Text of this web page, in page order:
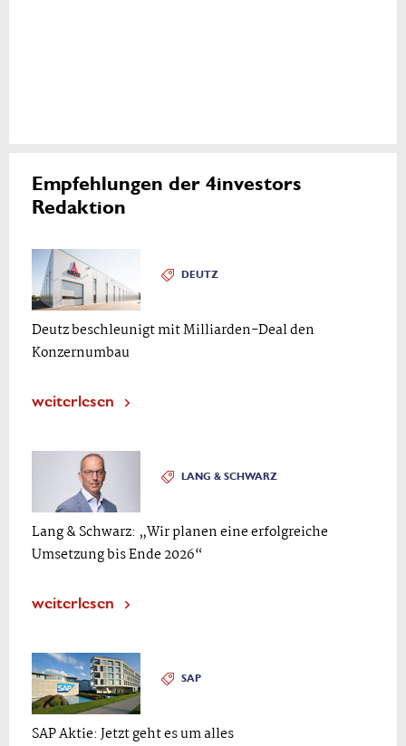
Empfehlungen der 4investors
Redaktion
DEUTZ
Deutz beschleunigt mit Milliarden-Deal den
Konzernumbau
weiterlesen
LANG & SCHWARZ
Lang & Schwarz: „Wir planen eine erfolgreiche
Umsetzung bis Ende 2026“
weiterlesen
SAP
SAP Aktie: Jetzt geht es um alles